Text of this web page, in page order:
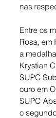
nas
Entre os
Rosa, em
a
Krystian
SUPC
ouro em
SUPC
o